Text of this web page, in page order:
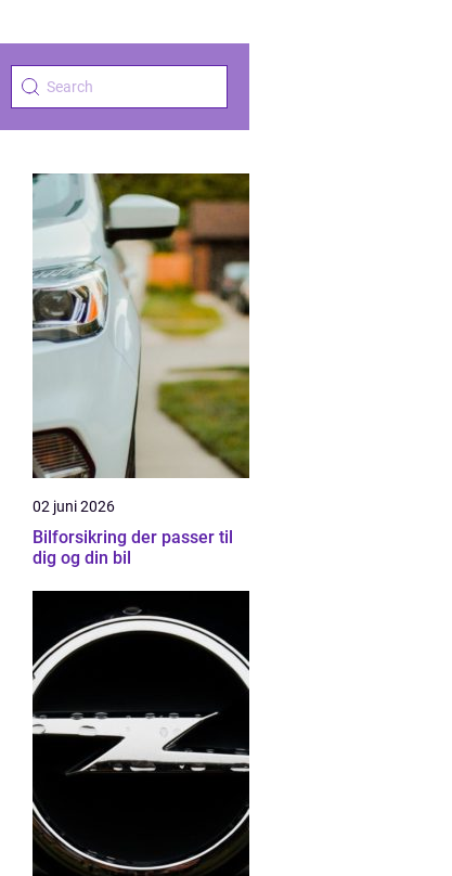
02 juni 2026
Bilforsikring der passer til
dig og din bil